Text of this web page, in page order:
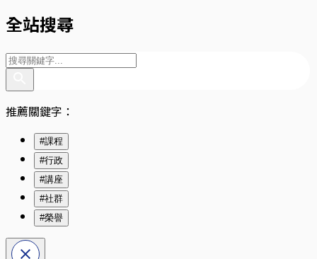
全站搜尋
推薦關鍵字：
#課程
#行政
#講座
#社群
#榮譽